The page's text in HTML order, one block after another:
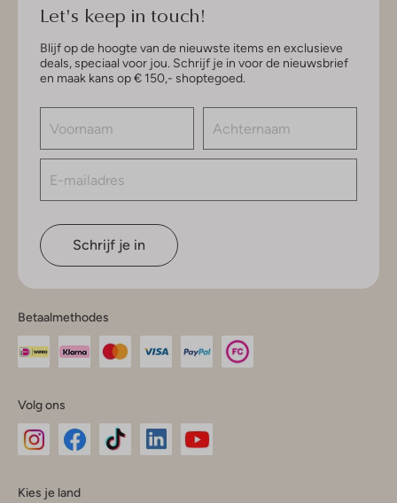
Let's keep in touch!
Blijf op de hoogte van de nieuwste items en exclusieve
deals, speciaal voor jou. Schrijf je in voor de nieuwsbrief
en maak kans op € 150,- shoptegoed.
Schrijf je in
Betaalmethodes
Volg ons
Kies je land